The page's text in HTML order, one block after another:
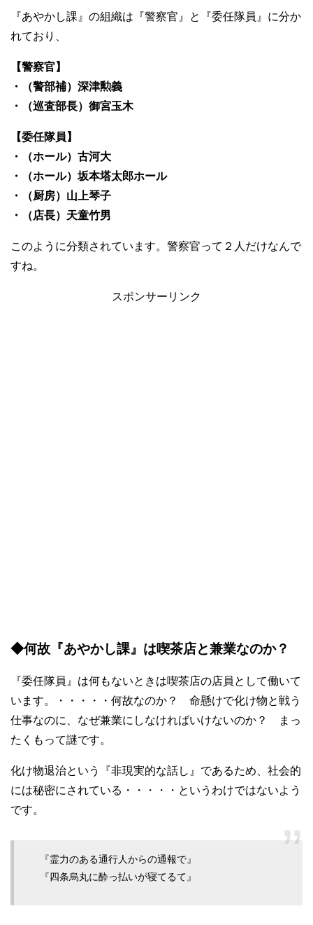
『あやかし課』の組織は『警察官』と『委任隊員』に分か
れており、
【警察官】
・（警部補）深津勲義
・（巡査部長）御宮玉木
【委任隊員】
・（ホール）古河大
・（ホール）坂本塔太郎ホール
・（厨房）山上琴子
・（店長）天童竹男
このように分類されています。警察官って２人だけなんで
すね。
スポンサーリンク
◆何故『あやかし課』は喫茶店と兼業なのか？
『委任隊員』は何もないときは喫茶店の店員として働いて
います。・・・・・何故なのか？ 命懸けで化け物と戦う
仕事なのに、なぜ兼業にしなければいけないのか？ まっ
たくもって謎です。
化け物退治という『非現実的な話し』であるため、社会的
には秘密にされている・・・・・というわけではないよう
です。
『霊力のある通行人からの通報で』
『四条烏丸に酔っ払いが寝てるて』